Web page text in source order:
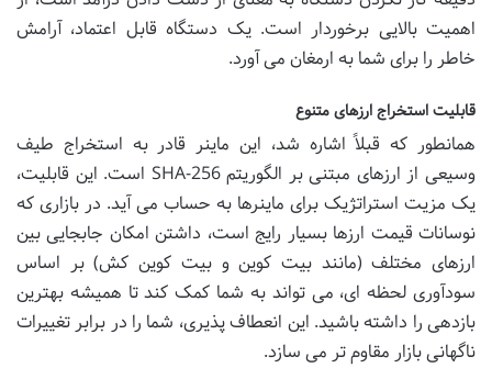
اهمیت بالایی برخوردار است. یک دستگاه قابل اعتماد، آرامش
خاطر را برای شما به ارمغان می آورد.
قابلیت استخراج ارزهای متنوع
همانطور که قبلاً اشاره شد، این ماینر قادر به استخراج طیف
وسیعی از ارزهای مبتنی بر الگوریتم SHA-256 است. این قابلیت،
یک مزیت استراتژیک برای ماینرها به حساب می آید. در بازاری که
نوسانات قیمت ارزها بسیار رایج است، داشتن امکان جابجایی بین
ارزهای مختلف (مانند بیت کوین و بیت کوین کش) بر اساس
سودآوری لحظه ای، می تواند به شما کمک کند تا همیشه بهترین
بازدهی را داشته باشید. این انعطاف پذیری، شما را در برابر تغییرات
ناگهانی بازار مقاوم تر می سازد.